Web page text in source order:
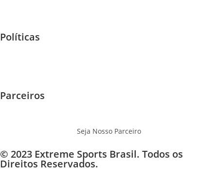
Políticas
Parceiros
Seja Nosso Parceiro
© 2023 Extreme Sports Brasil. Todos os
Direitos Reservados.